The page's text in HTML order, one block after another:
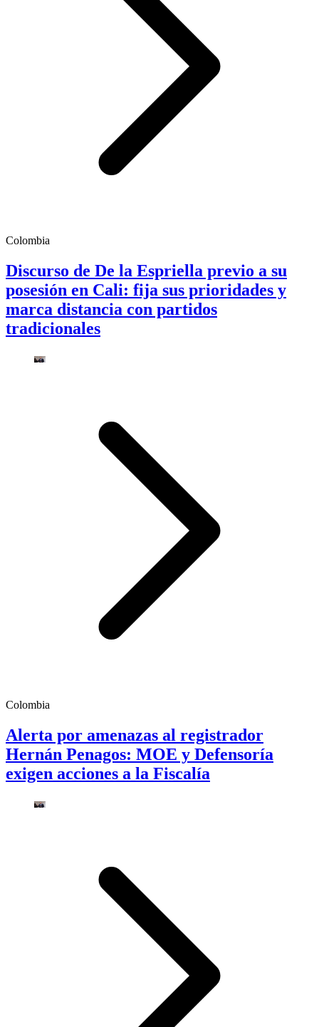
Colombia
Discurso de De la Espriella previo a su
posesión en Cali: fija sus prioridades y
marca distancia con partidos
tradicionales
Colombia
Alerta por amenazas al registrador
Hernán Penagos: MOE y Defensoría
exigen acciones a la Fiscalía